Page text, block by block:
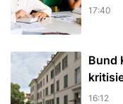
17:40
Bund
16:12